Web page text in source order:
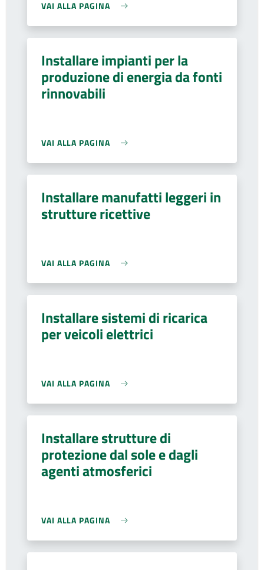
VAI ALLA PAGINA
Installare impianti per la
produzione di energia da fonti
rinnovabili
VAI ALLA PAGINA
Installare manufatti leggeri in
strutture ricettive
VAI ALLA PAGINA
Installare sistemi di ricarica
per veicoli elettrici
VAI ALLA PAGINA
Installare strutture di
protezione dal sole e dagli
agenti atmosferici
VAI ALLA PAGINA